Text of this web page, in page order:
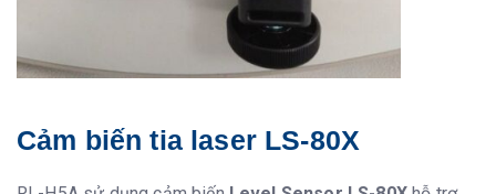
Cảm biến tia laser LS-80X